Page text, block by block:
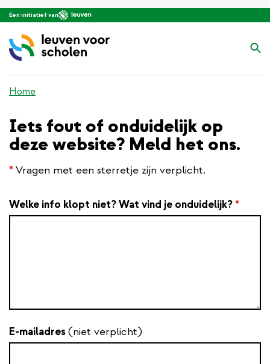
Overslaan
naar
de
inhoud
gaan
Een initiatief van
Home
Iets fout of onduidelijk op
deze website? Meld het ons.
* Vragen met een sterretje zijn verplicht.
Welke info klopt niet? Wat vind je onduidelijk? *
E-mailadres(niet verplicht)